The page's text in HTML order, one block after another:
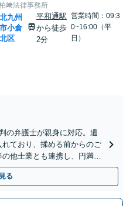
﨑法律事務所
北九州
小倉
北区
平和通駅
から徒歩
2分
営業時間：09:3
0~16:00（平
日）
の弁護士が親身に対応。遺
ており、揉める前からのご
他士業とも連携し、円満な
ご相談ください。
る